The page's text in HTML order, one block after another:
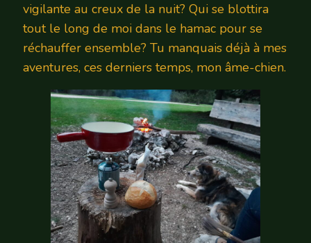
vigilante au creux de la nuit? Qui se blottira
tout le long de moi dans le hamac pour se
réchauffer ensemble? Tu manquais déjà à mes
aventures, ces derniers temps, mon âme-chien.